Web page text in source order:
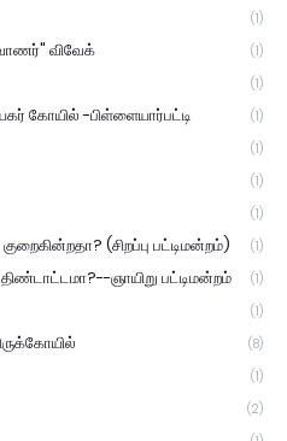
(1)
விவேக் (1)
(1)
கோயில் -பிள்ளையார்பட்டி (1)
(1)
(1)
(1)
(சிறப்பு பட்டிமன்றம்) (1)
ஞாயிறு பட்டிமன்றம் (1)
(1)
(8)
(1)
(2)